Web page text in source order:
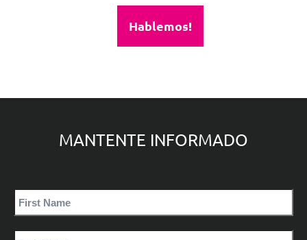
Hablemos!
MANTENTE INFORMADO